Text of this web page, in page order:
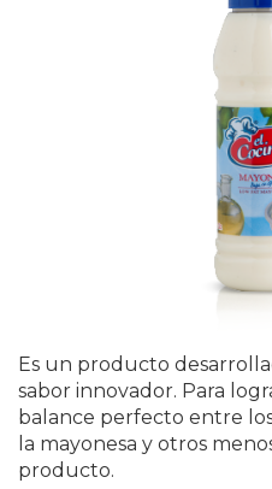
Es un producto
sabor innovador. Para
balance perfecto entre
la mayonesa y otros
producto.